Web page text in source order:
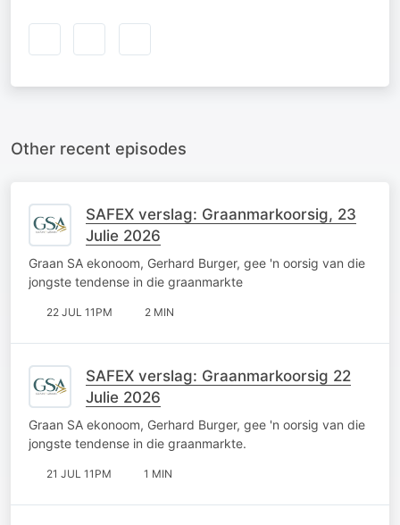
Other recent episodes
SAFEX verslag: Graanmarkoorsig, 23
Julie 2026
Graan SA ekonoom, Gerhard Burger, gee 'n oorsig van die
jongste tendense in die graanmarkte
22 JUL 11PM 2 MIN
SAFEX verslag: Graanmarkoorsig 22
Julie 2026
Graan SA ekonoom, Gerhard Burger, gee 'n oorsig van die
jongste tendense in die graanmarkte.
21 JUL 11PM 1 MIN